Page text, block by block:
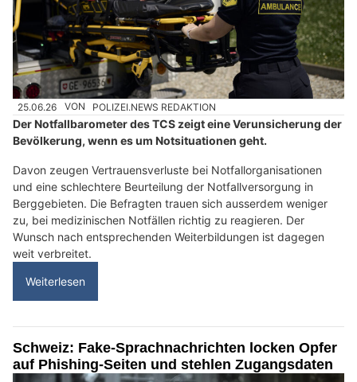
25.06.26 VON POLIZEI.NEWS REDAKTION
Der Notfallbarometer des TCS zeigt eine Verunsicherung der
Bevölkerung, wenn es um Notsituationen geht.
Davon zeugen Vertrauensverluste bei Notfallorganisationen
und eine schlechtere Beurteilung der Notfallversorgung in
Berggebieten. Die Befragten trauen sich ausserdem weniger
zu, bei medizinischen Notfällen richtig zu reagieren. Der
Wunsch nach entsprechenden Weiterbildungen ist dagegen
weit verbreitet.
Weiterlesen
Schweiz: Fake-Sprachnachrichten locken Opfer
auf Phishing-Seiten und stehlen Zugangsdaten